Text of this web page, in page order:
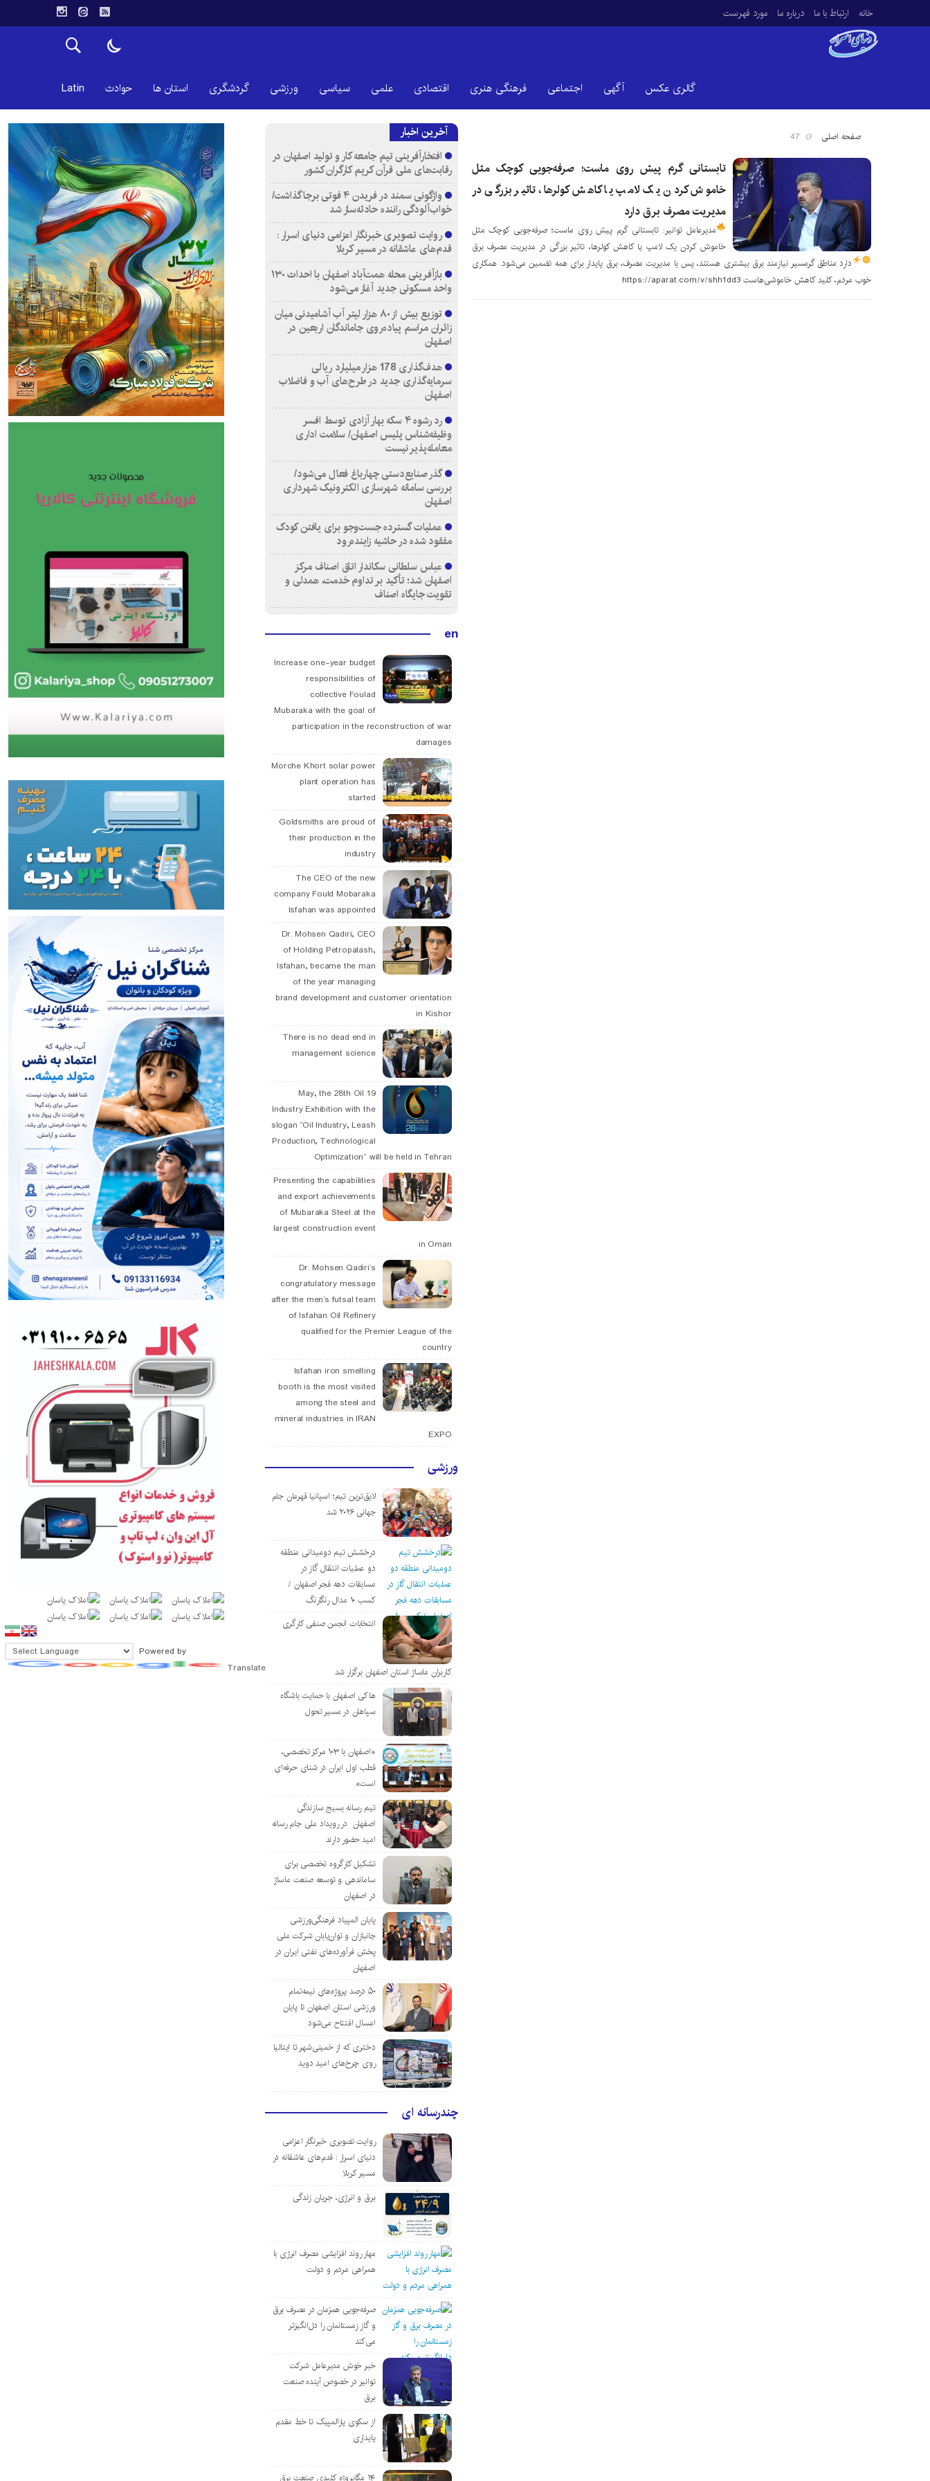
خانه ارتباط با ما درباره ما مورد فهرست
گالری عکس آگهی اجتماعی فرهنگی هنری اقتصادی علمی سیاسی ورزشی گردشگری استان ها حوادث Latin
صفحه اصلی 47
تابستانی گرم پیش روی ماست؛ صرفه‌جویی کوچک مثل
خاموش کردن یک لامپ یا کاهش کولرها، تاثیر بزرگی در
مدیریت مصرف برق دارد
مدیرعامل توانیر: تابستانی گرم پیش روی ماست؛ صرفه‌جویی کوچک مثل
خاموش کردن یک لامپ یا کاهش کولرها، تاثیر بزرگی در مدیریت مصرف برق
دارد مناطق گرمسیر نیازمند برق بیشتری هستند، پس با مدیریت مصرف، برق پایدار برای همه تضمین می‌شود.همکاری
خوب مردم، کلید کاهش خاموشی‌هاست https://aparat.com/v/shh1dd3
آخرین اخبار
افتخارآفرینی تیم جامعه کار و تولید اصفهان در
رقابت‌های ملی قرآن کریم کارگران کشور
واژگونی سمند در فریدن ۴ فوتی برجا گذاشت/
خواب‌آلودگی راننده حادثه‌ساز شد
روایت تصویری خبرنگار اعزامی دنیای اسرار :
قدم‌های عاشقانه در مسیر کربلا
بازآفرینی محله همت‌آباد اصفهان با احداث ۱۳۰
واحد مسکونی جدید آغاز می‌شود
توزیع بیش از ۸۰ هزار لیتر آب آشامیدنی میان
زائران مراسم پیاده‌روی جاماندگان اربعین در
اصفهان
هدف‌گذاری 178 هزار میلیارد ریالی
سرمایه‌گذاری جدید در طرح‌های آب و فاضلاب
اصفهان
رد رشوه ۴ سکه بهار آزادی توسط افسر
وظیفه‌شناس پلیس اصفهان/ سلامت اداری
معامله‌پذیر نیست
گذر صنایع‌دستی چهارباغ فعال می‌شود/
بررسی سامانه شهرسازی الکترونیک شهرداری
اصفهان
عملیات گسترده جست‌وجو برای یافتن کودک
مفقود شده در حاشیه زاینده‌رود
عباس سلطانی سکاندار اتاق اصناف مرکز
اصفهان شد؛ تأکید بر تداوم خدمت، همدلی و
تقویت جایگاه اصناف
en
Increase one-year budget
responsibilities of
collective Foulad
Mubaraka with the goal of
participation in the reconstruction of war
damages
Morche Khort solar power
plant operation has
started
Goldsmiths are proud of
their production in the
industry
The CEO of the new
company Fould Mobaraka
Isfahan was appointed
Dr. Mohsen Qadiri, CEO
of Holding Petropalash,
Isfahan, became the man
of the year managing
brand development and customer orientation
in Kishor
There is no dead end in
management science
19 May, the 28th Oil
Industry Exhibition with the
slogan “Oil Industry, Leash
Production, Technological
Optimization” will be held in Tehran
Presenting the capabilities
and export achievements
of Mubaraka Steel at the
largest construction event
in Oman
Dr. Mohsen Qadiri’s
congratulatory message
after the men’s futsal team
of Isfahan Oil Refinery
qualified for the Premier League of the
country
Isfahan iron smelting
booth is the most visited
among the steel and
mineral industries in IRAN
EXPO
ورزشی
لایق‌ترین تیم؛ اسپانیا قهرمان جام
جهانی ۲۰۲۶ شد
درخشش تیم دومیدانی منطقه
دو عملیات انتقال گاز در
مسابقات دهه فجر اصفهان /
کسب ۱۰ مدال رنگارنگ
انتخابات انجمن صنفی کارگری
کاربران ماساژ استان اصفهان برگزار شد
هاکی اصفهان با حمایت باشگاه
سپاهان در مسیر تحول
«اصفهان با ۱۰۳ مرکز تخصصی،
قطب اول ایران در شنای حرفه‌ای
است»
تیم رسانه بسیج سازندگی
اصفهان در رویداد ملی جام رسانه
امید حضور دارند
تشکیل کارگروه تخصصی برای
ساماندهی و توسعه صنعت ماساژ
در اصفهان
پایان المپیاد فرهنگی‌ورزشی
جانبازان و توان‌یابان شرکت ملی
پخش فرآورده‌های نفتی ایران در
اصفهان
۵۰ درصد پروژه‌های نیمه‌تمام
ورزشی استان اصفهان تا پایان
امسال افتتاح می‌شود
دختری که از خمینی‌شهر تا ایتالیا
روی چرخ‌های امید دوید
چندرسانه ای
روایت تصویری خبرنگار اعزامی
دنیای اسرار : قدم‌های عاشقانه در
مسیر کربلا
برق و انرژی، جریان زندگی
مهار روند افزایشی مصرف انرژی با
همراهی مردم و دولت
صرفه‌جویی همزمان در مصرف برق
و گاز زمستانمان را دل‌انگیزتر
می‌کند
خبر خوش مدیرعامل شرکت
توانیر در خصوص آینده صنعت
برق
از سکوی پارالمپیک تا خط مقدم
پایداری
۱۴ مگاپروژه‌ کلیدی صنعت برق
Powered by
Translate